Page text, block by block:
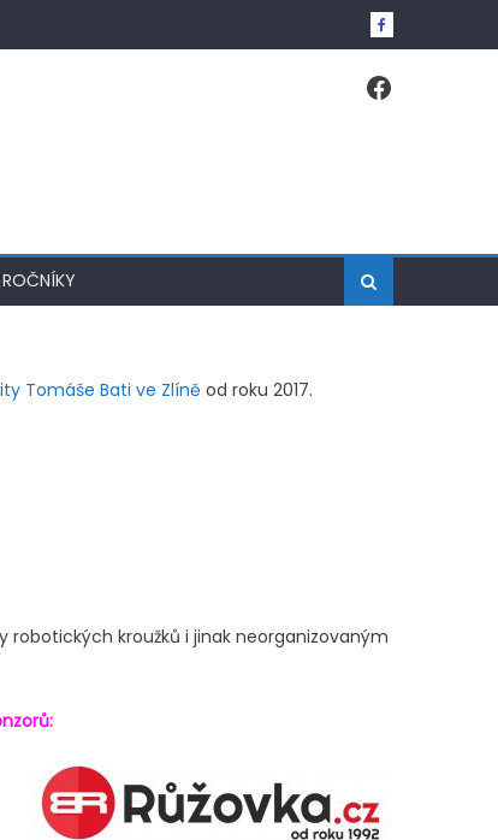
Tomáše Bati ve Zlíně od roku 2017.
robotických kroužků i jinak neorganizovaným